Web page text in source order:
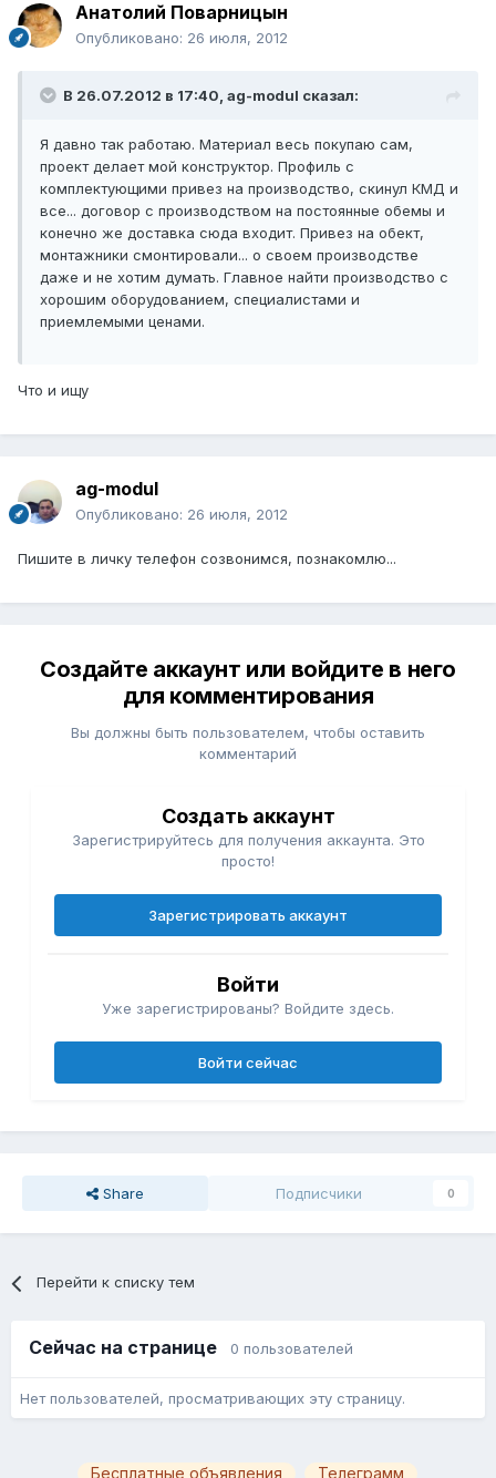
Анатолий Поварницын
Опубликовано: 26 июля, 2012
В 26.07.2012 в 17:40, ag-modul сказал:
Я давно так работаю. Материал весь покупаю сам,
проект делает мой конструктор. Профиль с
комплектующими привез на производство, скинул КМД и
все... договор с производством на постоянные обемы и
конечно же доставка сюда входит. Привез на обект,
монтажники смонтировали... о своем производстве
даже и не хотим думать. Главное найти производство с
хорошим оборудованием, специалистами и
приемлемыми ценами.
Что и ищу
ag-modul
Опубликовано: 26 июля, 2012
Пишите в личку телефон созвонимся, познакомлю...
Создайте аккаунт или войдите в него
для комментирования
Вы должны быть пользователем, чтобы оставить
комментарий
Создать аккаунт
Зарегистрируйтесь для получения аккаунта. Это
просто!
Зарегистрировать аккаунт
Войти
Уже зарегистрированы? Войдите здесь.
Войти сейчас
Share Подписчики 0
Перейти к списку тем
Сейчас на странице 0 пользователей
Нет пользователей, просматривающих эту страницу.
Бесплатные объявления Телеграмм